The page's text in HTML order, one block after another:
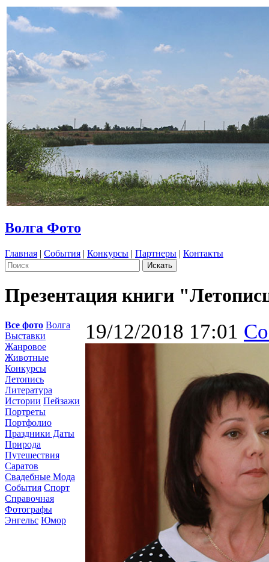
Волга Фото
Главная | События | Конкурсы | Партнеры | Контакты
Презентация книги
Все фото Волга
Выставки
Жанровое
Животные
Конкурсы
Летопись
Литература
Истории Пейзажи
Портреты
Портфолио
Праздники Даты
Природа
Путешествия
Саратов
Свадебные Мода
События Спорт
Справочная
Фотографы
Энгельс Юмор
19/12/2018 17:01